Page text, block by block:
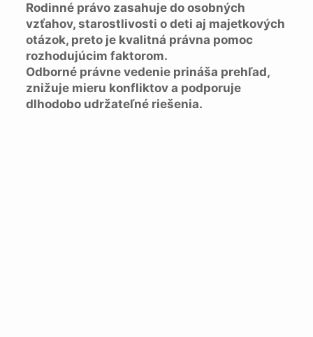
Rodinné právo zasahuje do osobných
vzťahov, starostlivosti o deti aj majetkových
otázok, preto je kvalitná právna pomoc
rozhodujúcim faktorom.
Odborné právne vedenie prináša prehľad,
znižuje mieru konfliktov a podporuje
dlhodobo udržateľné riešenia.